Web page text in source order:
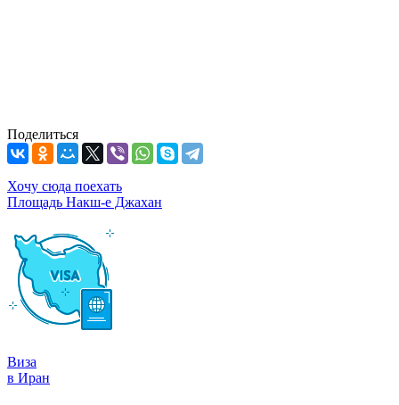
Поделиться
Хочу сюда поехать
Площадь Накш-е Джахан
Виза
в Иран